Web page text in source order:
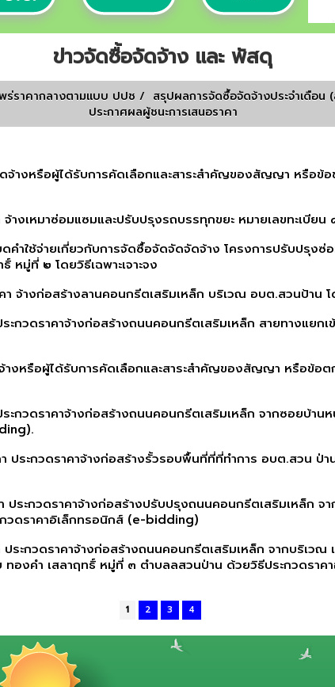
ข่าวจัดซื้อจัดจ้าง และ พัสดุ
พร่ราคากลางตามเเบบ ปปช / สรุปผลการจัดซื้อจัดจ้างประจำเดือน (
ประกาศผลผู้ชนะการเสนอราคา
จ้างหรือผู้ได้รับการคัดเลือกและสาระสำคัญของสัญญา หรือข้
จ้างเหมาซ่อมแซมและปรับปรุงรถบรรทุกขยะ หมายเลขทะเบีย
ดคำใช้จ่ายเกี่ยวกับการจัดซื้อจัดจัดจัดจ้าง โครงการปรับปรุ
มู่ที่ ๒ โดยวิธีเฉพาะเจาะจง
า จ้างก่อสร้างลานคอนกรีตเสริมเหล็ก บริเวณ อบต.สวนป้าน โ
ระกวดราคาจ้างก่อสร้างถนนคอนกรีตเสริมเหล็ก สายทางแย
างหรือผู้ได้รับการคัดเลือกและสาระสำคัญของสัญญา หรือข้อ
ระกวดราคาจ้างก่อสร้างถนนคอนกรีตเสริมเหล็ก จากซอยบ้
า ประกวดราคาจ้างก่อสร้างรั้วรอบพื้นที่ที่ที่ทำการ อบต.สวน
า ประกวดราคาจ้างก่อสร้างปรับปรุงถนนคอนกรีตเสริมเหล็ก
วดราคาอิเล็กทรอนิกส์ (e-bidding)
ประกวดราคาจ้างก่อสร้างถนนคอนกรีตเสริมเหล็ก จากบริเ
องคำ เสลาฤทธิ์ หมู่ที่ ๓ ตำบลลสวนป่าน ด้วยวิธีประกวดรา
1 2 3 4